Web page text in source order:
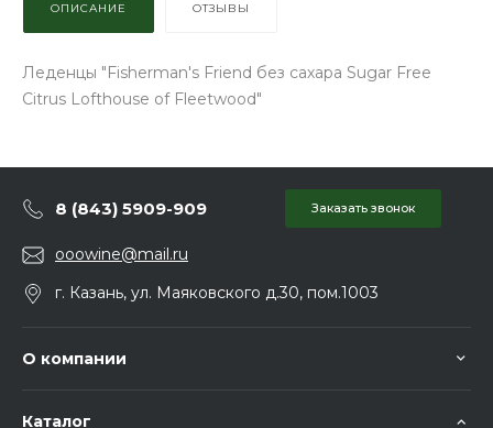
ОПИСАНИЕ ОТЗЫВЫ
Леденцы "Fisherman's Friend без сахара Sugar Free
Citrus Lofthouse of Fleetwood"
8 (843) 5909-909 Заказать звонок
ooowine@mail.ru
г. Казань, ул. Маяковского д.30, пом.1003
О компании
Каталог